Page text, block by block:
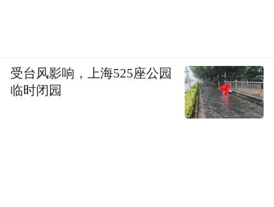
受台风影响，上海525座公园
临时闭园